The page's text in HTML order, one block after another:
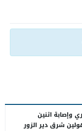
وإصابة اثنين
شرق دير الزور